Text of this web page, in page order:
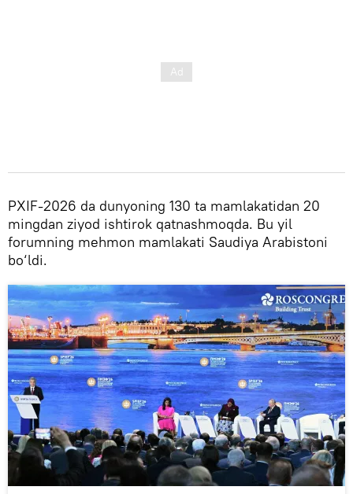
PXIF-2026 da dunyoning 130 ta mamlakatidan 20
mingdan ziyod ishtirok qatnashmoqda. Bu yil
forumning mehmon mamlakati Saudiya Arabistoni
bo‘ldi.